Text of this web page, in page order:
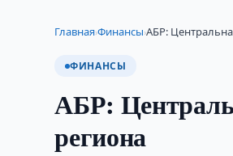
Главная›Финансы›АБР:
ФИНАНСЫ
АБР:
региона